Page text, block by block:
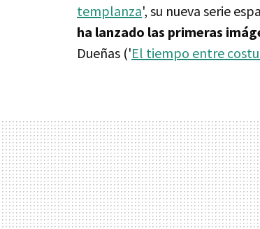
templanza', su nueva serie
ha lanzado las primeras
Dueñas ('El tiempo entre